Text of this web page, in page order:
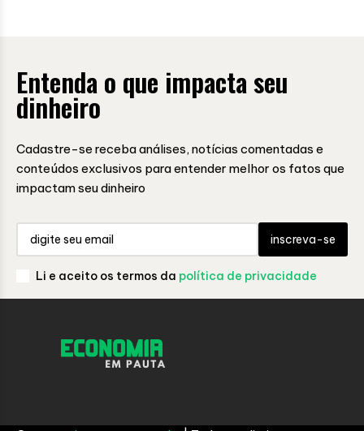
Entenda o que impacta seu
dinheiro
Cadastre-se receba análises, notícias comentadas e
conteúdos exclusivos para entender melhor os fatos que
impactam seu dinheiro
inscreva-se
Li e aceito os termos da política de privacidade